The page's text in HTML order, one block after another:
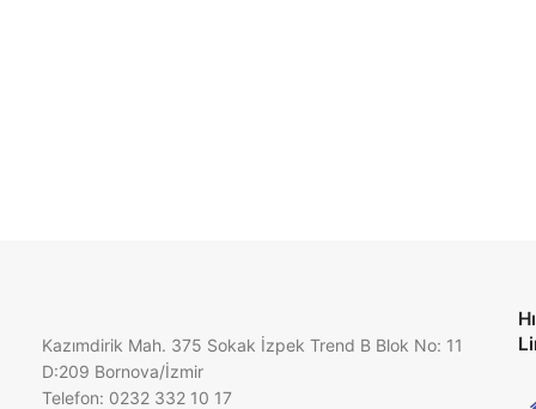
Kazımdirik Mah. 375 Sokak İzpek Trend B Blok No: 11
D:209 Bornova/İzmir
Telefon: 0232 332 10 17